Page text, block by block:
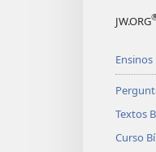
JW.ORG
Textos
Curso